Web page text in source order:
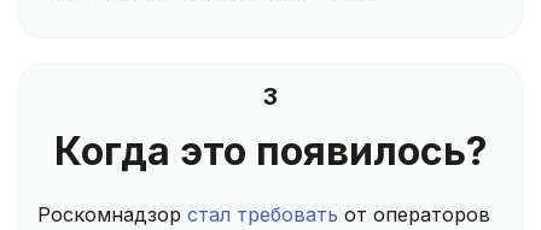
3
Когда это появилось?
Роскомнадзор стал требовать от операторов